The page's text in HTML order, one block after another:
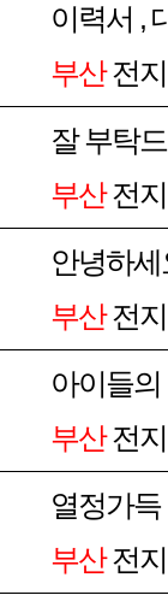
이력서 ,
부산전
잘 부탁
부산전
안녕하세
부산전
아이들
부산전
열정가득
부산전